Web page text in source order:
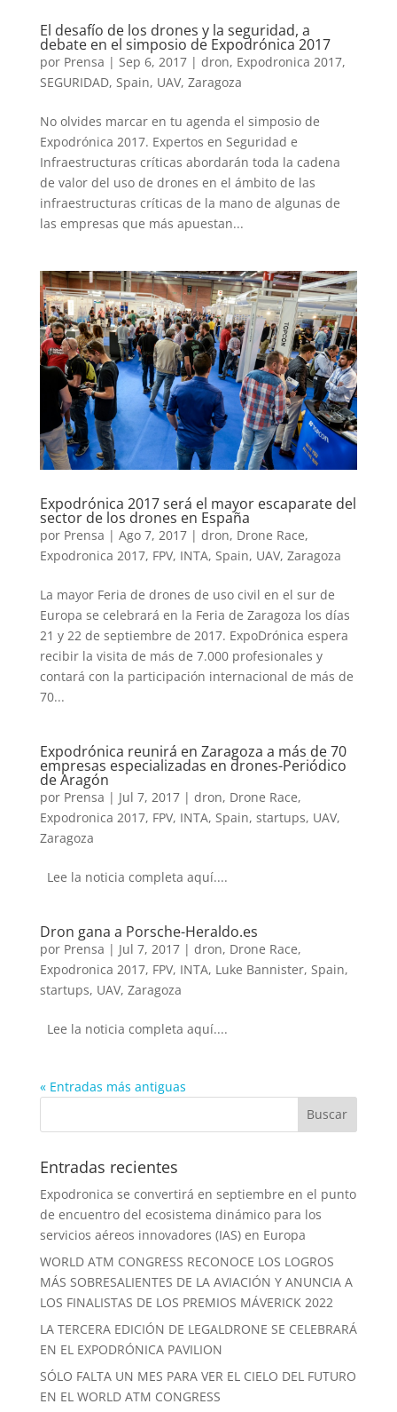
El desafío de los drones y la seguridad, a
debate en el simposio de Expodrónica 2017
por Prensa | Sep 6, 2017| dron, Expodronica 2017,
SEGURIDAD, Spain, UAV, Zaragoza
No olvides marcar en tu agenda el simposio de
Expodrónica 2017. Expertos en Seguridad e
Infraestructuras críticas abordarán toda la cadena
de valor del uso de drones en el ámbito de las
infraestructuras críticas de la mano de algunas de
las empresas que más apuestan...
Expodrónica 2017 será el mayor escaparate del
sector de los drones en España
por Prensa | Ago 7, 2017| dron, Drone Race,
Expodronica 2017, FPV, INTA, Spain, UAV, Zaragoza
La mayor Feria de drones de uso civil en el sur de
Europa se celebrará en la Feria de Zaragoza los días
21 y 22 de septiembre de 2017. ExpoDrónica espera
recibir la visita de más de 7.000 profesionales y
contará con la participación internacional de más de
70...
Expodrónica reunirá en Zaragoza a más de 70
empresas especializadas en drones-Periódico
de Aragón
por Prensa | Jul 7, 2017| dron, Drone Race,
Expodronica 2017, FPV, INTA, Spain, startups, UAV,
Zaragoza
Lee la noticia completa aquí....
Dron gana a Porsche-Heraldo.es
por Prensa | Jul 7, 2017| dron, Drone Race,
Expodronica 2017, FPV, INTA, Luke Bannister, Spain,
startups, UAV, Zaragoza
Lee la noticia completa aquí....
« Entradas más antiguas
Entradas recientes
Expodronica se convertirá en septiembre en el punto
de encuentro del ecosistema dinámico para los
servicios aéreos innovadores (IAS) en Europa
WORLD ATM CONGRESS RECONOCE LOS LOGROS
MÁS SOBRESALIENTES DE LA AVIACIÓN Y ANUNCIA A
LOS FINALISTAS DE LOS PREMIOS MÁVERICK 2022
LA TERCERA EDICIÓN DE LEGALDRONE SE CELEBRARÁ
EN EL EXPODRÓNICA PAVILION
SÓLO FALTA UN MES PARA VER EL CIELO DEL FUTURO
EN EL WORLD ATM CONGRESS